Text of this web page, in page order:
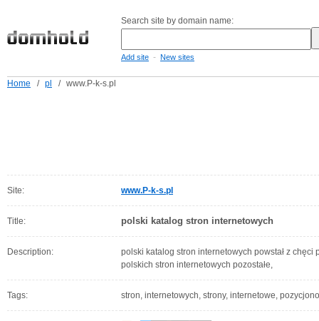
Search site by domain name:
Add site - New sites
Home / pl / www.P-k-s.pl
Site: www.P-k-s.pl
Title: polski katalog stron internetowych
Description:
polski katalog stron internetowych powstał z
polskich stron internetowych pozostałe,
Tags: stron, internetowych, strony, internetowe,